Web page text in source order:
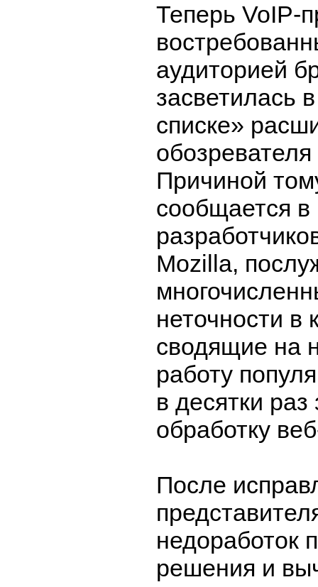
Теперь VoIP-
аудиторией
засветилась
списке»
Причиной
сообщается в
Mozilla,
неточности в
сводящие на
работу
в десятки
обработку
После
недоработок
решения и